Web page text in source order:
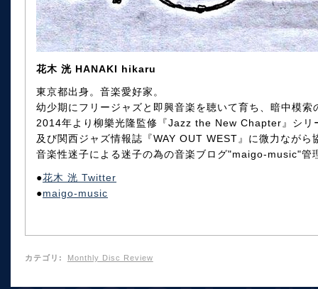
花木 洸 HANAKI hikaru
東京都出身。音楽愛好家。
幼少期にフリージャズと即興音楽を聴いて育ち、暗中模索
2014年より柳樂光隆監修『Jazz the New Chapter』シリ
及び関西ジャズ情報誌『WAY OUT WEST』に微力ながら
音楽性迷子による迷子の為の音楽ブログ"maigo-music"管
●花木 洸 Twitter
●maigo-music
カテゴリ : Monthly Disc Review